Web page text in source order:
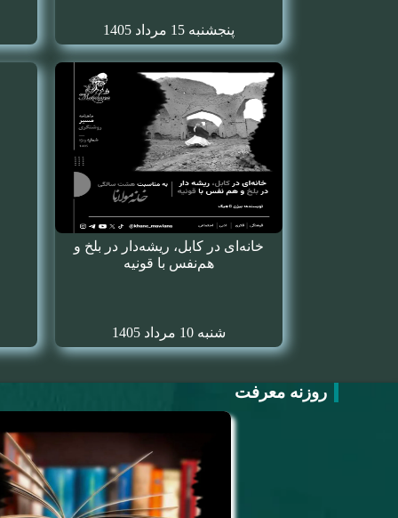
پنجشنبه 15 مرداد 1405
خانه‌ای در کابل، ریشه‌دار در بلخ و
هم‌نفس با قونیه
شنبه 10 مرداد 1405
روزنه معرفت